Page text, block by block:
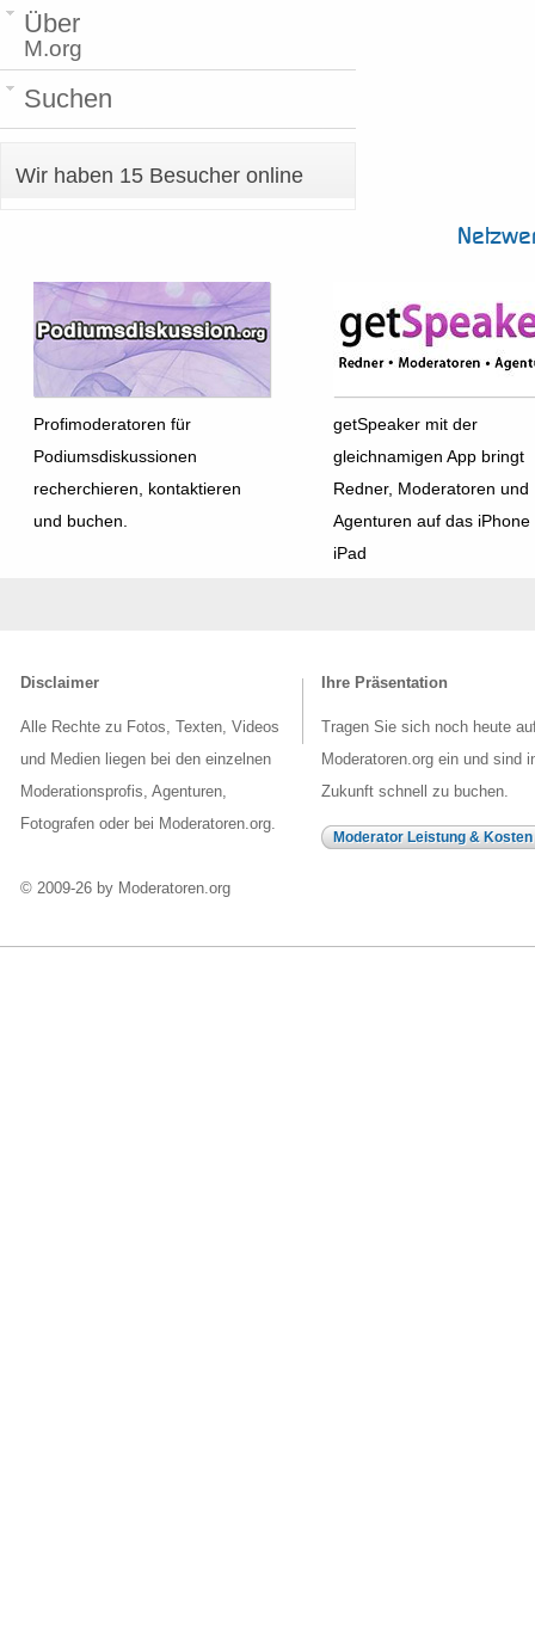
Über
M.org
Suchen
Wir haben 15 Besucher online
Profimoderatoren für
Podiumsdiskussionen
recherchieren, kontaktieren
und buchen.
getSpeaker mit der
gleichnamigen App bringt
Redner, Moderatoren und
Agenturen auf das iPhone
iPad
Disclaimer
Alle Rechte zu Fotos, Texten, Videos
und Medien liegen bei den einzelnen
Moderationsprofis, Agenturen,
Fotografen oder bei Moderatoren.org.
© 2009-26 by Moderatoren.org
Ihre Präsentation
Tragen Sie sich noch heute
Moderatoren.org ein und sind
Zukunft schnell zu buchen.
Moderator Leistung & Kosten